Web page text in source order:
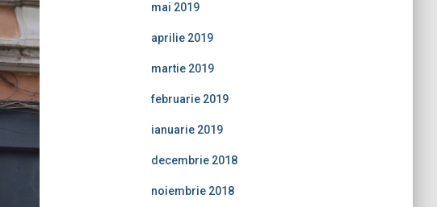
mai 2019
aprilie 2019
martie 2019
februarie 2019
ianuarie 2019
decembrie 2018
noiembrie 2018